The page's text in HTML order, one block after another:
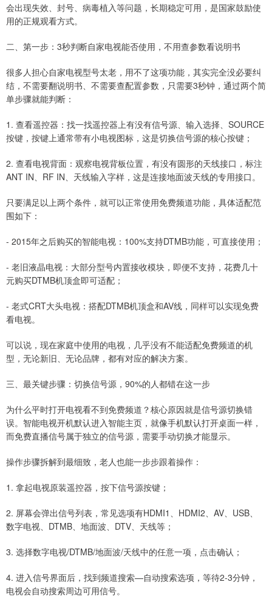
会出现失效、封号、病毒植入等问题，长期稳定可用，是国家鼓励使
用的正规观看方式。
二、第一步：3秒判断自家电视能否使用，不用查参数看说明书
很多人担心自家电视型号太老，用不了这项功能，其实完全没必要纠
结，不需要翻说明书、不需要查配置参数，只需要3秒钟，通过两个简
单步骤就能判断：
1. 查看遥控器：找一找遥控器上有没有信号源、输入选择、SOURCE
按键，按键上通常带有小电视图标，这是切换信号源的核心按键；
2. 查看电视背面：观察电视背板位置，有没有圆形的天线接口，标注
ANT IN、RF IN、天线输入字样，这是连接地面波天线的专用接口。
只要满足以上两个条件，就可以正常使用免费频道功能，具体适配范
围如下：
- 2015年之后购买的智能电视：100%支持DTMB功能，可直接使用；
- 老旧液晶电视：大部分型号内置接收模块，即便不支持，花费几十
元购买DTMB机顶盒即可适配；
- 老式CRT大头电视：搭配DTMB机顶盒和AV线，同样可以实现免费
看电视。
可以说，现在家庭中使用的电视，几乎没有不能适配免费频道的机
型，无论新旧、无论品牌，都有对应的解决方案。
三、最关键步骤：切换信号源，90%的人都错在这一步
为什么平时打开电视看不到免费频道？核心原因就是信号源切换错
误。智能电视开机默认进入智能主页，就像手机默认打开桌面一样，
而免费直播信号属于独立的信号源，需要手动切换才能显示。
操作步骤拆解到最细致，老人也能一步步跟着操作：
1. 拿起电视原装遥控器，按下信号源按键；
2. 屏幕会弹出信号列表，常见选项有HDMI1、HDMI2、AV、USB、
数字电视、DTMB、地面波、DTV、天线等；
3. 选择数字电视/DTMB/地面波/天线中的任意一项，点击确认；
4. 进入信号界面后，找到频道搜索—自动搜索选项，等待2-3分钟，
电视会自动搜索周边可用信号。